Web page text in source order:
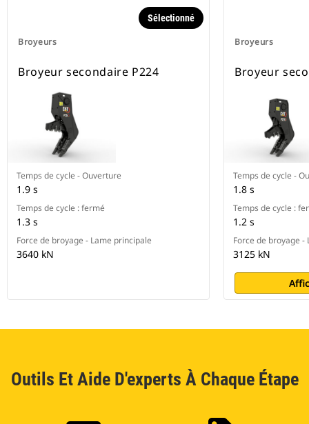
Broyeurs
Sélectionné
Broyeur secondaire P224
Temps de cycle - Ouverture
1.9 s
Temps de cycle : fermé
1.3 s
Force de broyage - Lame principale
3640 kN
Broyeurs
Broyeur
Temps de cycle -
1.8 s
Temps de cycle :
1.2 s
Force de broyage
3125 kN
Outils Et Aide D'experts À Chaque Étape